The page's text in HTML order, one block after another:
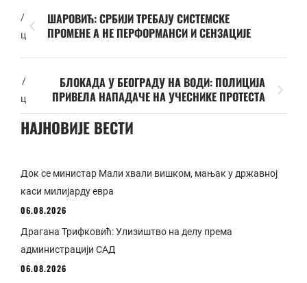
/
ц
ШАРОВИЋ: СРБИЈИ ТРЕБАЈУ СИСТЕМСКЕ
ПРОМЕНЕ А НЕ ПЕРФОРМАНСИ И СЕНЗАЦИЈЕ
/
ц
БЛОКАДА У БЕОГРАДУ НА ВОДИ: ПОЛИЦИЈА
ПРИВЕЛА НАПАДАЧЕ НА УЧЕСНИКЕ ПРОТЕСТА
НАЈНОВИЈЕ ВЕСТИ
Док се министар Мали хвали вишком, мањак у државној
каси милијарду евра
06.08.2026
Драгана Трифковић: Улизиштво на делу према
администрацији САД
06.08.2026